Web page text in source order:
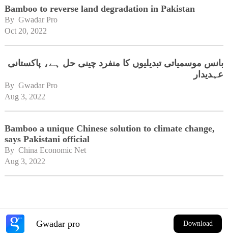
Bamboo to reverse land degradation in Pakistan
By Gwadar Pro
Oct 20, 2022
بانس موسمیاتی تبدیلیوں کا منفرد چینی حل ہے، پاکستانی
عہدیدار
By Gwadar Pro
Aug 3, 2022
Bamboo a unique Chinese solution to climate change,
says Pakistani official
By China Economic Net
Aug 3, 2022
Gwadar pro Download